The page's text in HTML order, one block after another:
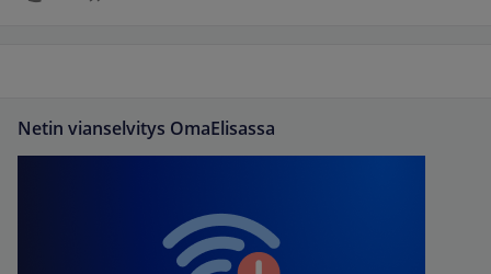
Netin vianselvitys OmaElisassa